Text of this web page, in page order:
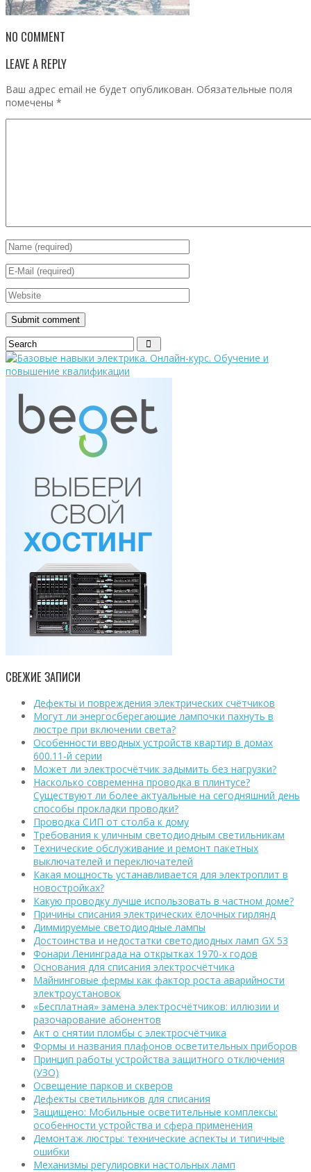
NO COMMENT
LEAVE A REPLY
Ваш адрес email не будет опубликован. Обязательные поля
помечены *
СВЕЖИЕ ЗАПИСИ
Дефекты и повреждения электрических счётчиков
Могут ли энергосберегающие лампочки пахнуть в
люстре при включении света?
Особенности вводных устройств квартир в домах
600.11-й серии
Может ли электросчётчик задымить без нагрузки?
Насколько современна проводка в плинтусе?
Существуют ли более актуальные на сегодняшний день
способы прокладки проводки?
Проводка СИП от столба к дому
Требования к уличным светодиодным светильникам
Технические обслуживание и ремонт пакетных
выключателей и переключателей
Какая мощность устанавливается для электроплит в
новостройках?
Какую проводку лучше использовать в частном доме?
Причины списания электрических ёлочных гирлянд
Диммируемые светодиодные лампы
Достоинства и недостатки светодиодных ламп GX 53
Фонари Ленинграда на открытках 1970-х годов
Основания для списания электросчётчика
Майнинговые фермы как фактор роста аварийности
электроустановок
«Бесплатная» замена электросчётчиков: иллюзии и
разочарование абонентов
Акт о снятии пломбы с электросчётчика
Формы и названия плафонов осветительных приборов
Принцип работы устройства защитного отключения
(УЗО)
Освещение парков и скверов
Дефекты светильников для списания
Защищено: Мобильные осветительные комплексы:
особенности устройства и сфера применения
Демонтаж люстры: технические аспекты и типичные
ошибки
Механизмы регулировки настольных ламп